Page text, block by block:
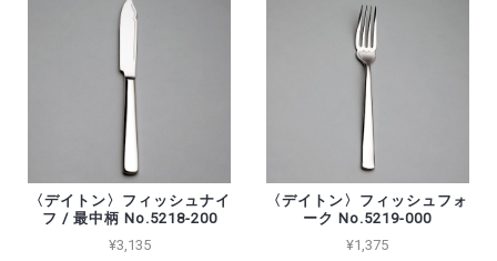
〈デイトン〉フィッシュナイ
フ / 最中柄 No.5218-200
¥3,135
〈デイトン〉フィッシュフォ
ーク No.5219-000
¥1,375